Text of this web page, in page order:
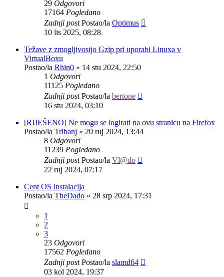
29 Odgovori
17164 Pogledano
Zadnji postPostao/la Optimus
10 lis 2025, 08:28
Težave z zmogljivostjo Gzip pri uporabi Linuxa v
VirtualBoxu
Postao/la Rhin0 » 14 stu 2024, 22:50
1 Odgovori
11125 Pogledano
Zadnji postPostao/la bertone
16 stu 2024, 03:10
[RIJEŠENO] Ne mogu se logirati na ovu stranicu na Firefox
Postao/la Tribanj » 20 ruj 2024, 13:44
8 Odgovori
11239 Pogledano
Zadnji postPostao/la Vl@do
22 ruj 2024, 07:17
Cent OS instalacija
Postao/la TheDado » 28 srp 2024, 17:31
1
2
3
23 Odgovori
17562 Pogledano
Zadnji postPostao/la slamd64
03 kol 2024, 19:37